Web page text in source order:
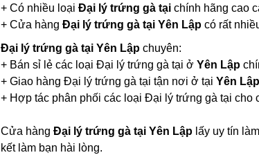
+ Có nhiều loại Đại lý trứng gà tạichính hãng cao
+ Cửa hàng Đại lý trứng gà tại Yên Lậpcó rất
Đại lý trứng gà tại Yên Lập chuyên:
+ Bán sỉ lẻ các loại Đại lý trứng gà tại ở Yên Lập
+ Giao hàng Đại lý trứng gà tại tận nơi ở tại Yên Lập
+ Hợp tác phân phối các loại Đại lý trứng gà tại cho
Cửa hàng Đại lý trứng gà tại Yên Lậplấy uy tín
kết làm bạn hài lòng.